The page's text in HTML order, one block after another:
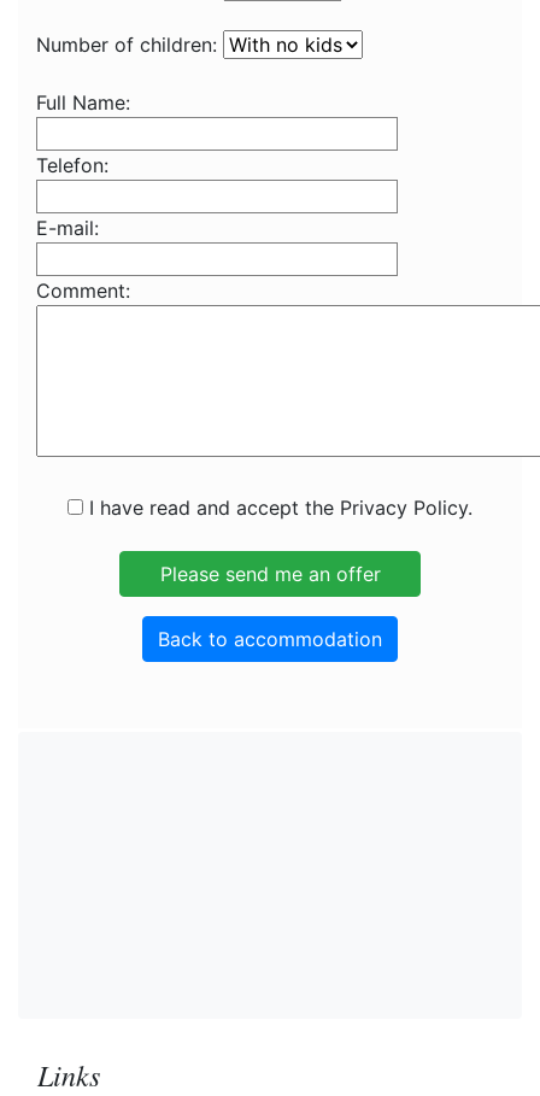
Number of children:
Full Name:
Telefon:
E-mail:
Comment:
I have read and accept the Privacy Policy.
Back to accommodation
Links